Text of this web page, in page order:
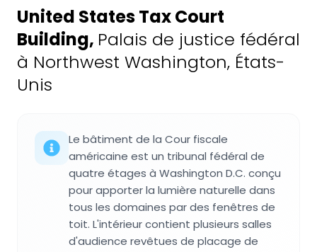
United States Tax Court
Building, Palais de justice fédéral
à Northwest Washington, États-
Unis
Le bâtiment de la Cour fiscale
américaine est un tribunal fédéral de
quatre étages à Washington D.C. conçu
pour apporter la lumière naturelle dans
tous les domaines par des fenêtres de
toit. L'intérieur contient plusieurs salles
d'audience revêtues de placage de